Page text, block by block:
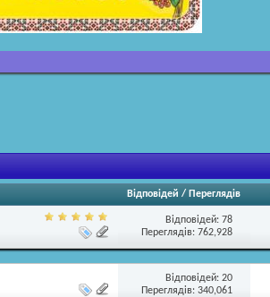
Відповідей / Переглядів
Відповідей:78
Переглядів: 762,928
Відповідей:20
Переглядів: 340,061